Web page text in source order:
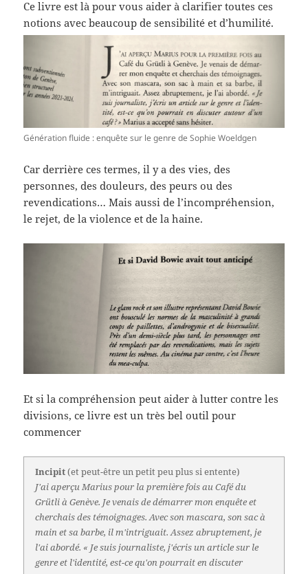
Ce livre est là pour vous aider à clarifier toutes ces
notions avec beaucoup de sensibilité et d’humilité.
Génération fluide : enquête sur le genre de Sophie Woeldgen
Car derrière ces termes, il y a des vies, des
personnes, des douleurs, des peurs ou des
revendications… Mais aussi de l’incompréhension,
le rejet, de la violence et de la haine.
Et si la compréhension peut aider à lutter contre les
divisions, ce livre est un très bel outil pour
commencer
Incipit(et peut-être un petit peu plus si entente)
J'ai aperçu Marius pour la première fois au Café du
Grütli à Genève. Je venais de démarrer mon enquête et
cherchais des témoignages. Avec son mascara, son sac à
main et sa barbe, il m'intriguait. Assez abruptement, je
l'ai abordé. « Je suis journaliste, j'écris un article sur le
genre et l'identité, est-ce qu'on pourrait en discuter